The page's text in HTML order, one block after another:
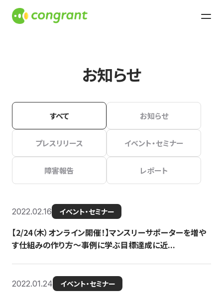
お知らせ
すべて お知らせ
プレスリリース イベント・セミナー
障害報告 レポート
2022.02.16 イベント・セミナー
【2/24（木）オンライン開催！】マンスリーサポーターを増や
す仕組みの作り方〜事例に学ぶ目標達成に近...
2022.01.24 イベント・セミナー